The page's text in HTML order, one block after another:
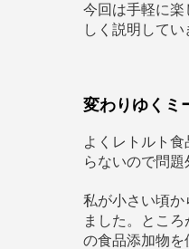
今回は手軽に
しく説明してい
変わりゆくミ
よくレトルト
らないので問題
私が小さい頃か
ました。とこ
の食品添加物を